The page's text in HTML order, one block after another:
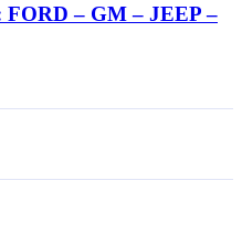
– GM – JEEP –